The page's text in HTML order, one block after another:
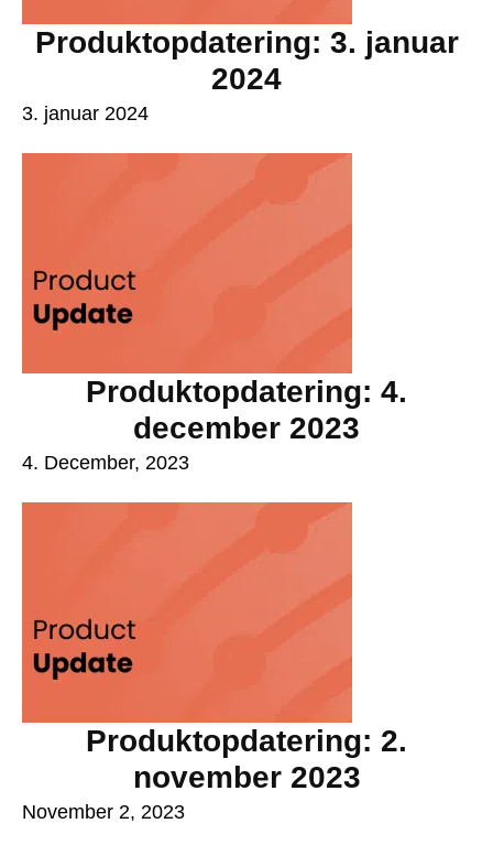
Produktopdatering: 3. januar
2024
3. januar 2024
Produktopdatering: 4.
december 2023
4. December, 2023
Produktopdatering: 2.
november 2023
November 2, 2023